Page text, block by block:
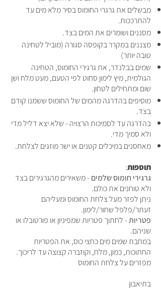
מבשלים את גרגרי החומוס בסיר מלא מים עד
להתרככות.
מסנניםושומרים את המים בצד.
מצננים במקרר בקופסה סגורה (מוביל לטחינה
טובה יותר)
שמים בבלנדר, את גרגירי החומוס, הטחינה
הגולמית, מיץ לימון סחוט לפי הטעם, מעט מלח ושן
שום ומתחילים לטחון.
מוסיפים בהדרגה מהמים של החומוס ששמנו קודם
בצד.
בהדרגה עד לסמיכות הרצויה - שלא יצא דליל מדי
ולא סמיך מדי.
מאחסנים במיכלים קטנים או ישר מוזגים לצלחת.
תוספות:
גרגירי חומוס שלמים - משאירים מהגרגירים בצד
ולא טוחנים את כולם.
ניתן לפזר מעל צלחת החומוס ומעליהם
זעתר/פלפל שחור/לימון.
פטריות- לחתוך פטריות שמפיניון או פורטובלו או
שניהם.
במחבת שמים מים כחצי כוס, את הפטריות
החתוכות, כמון, מלח, וקוזברה קצוצה עד לריכוך.
מפזרים על צלחת החומוס
בתיאבון